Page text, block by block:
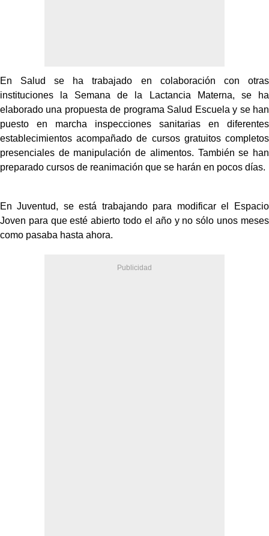
En Salud se ha trabajado en colaboración con otras
instituciones la Semana de la Lactancia Materna, se ha
elaborado una propuesta de programa Salud Escuela y se han
puesto en marcha inspecciones sanitarias en diferentes
establecimientos acompañado de cursos gratuitos completos
presenciales de manipulación de alimentos. También se han
preparado cursos de reanimación que se harán en pocos días.
En Juventud, se está trabajando para modificar el Espacio
Joven para que esté abierto todo el año y no sólo unos meses
como pasaba hasta ahora.